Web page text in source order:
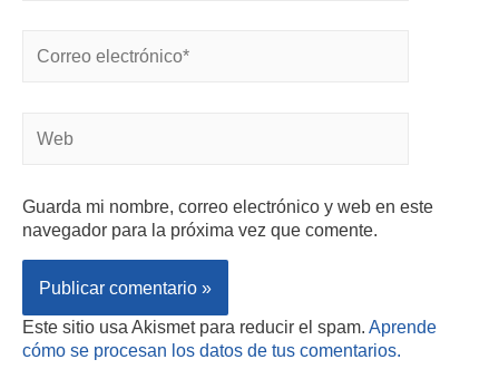
Guarda mi nombre, correo electrónico y web en este
navegador para la próxima vez que comente.
Este sitio usa Akismet para reducir el spam. Aprende
cómo se procesan los datos de tus comentarios.